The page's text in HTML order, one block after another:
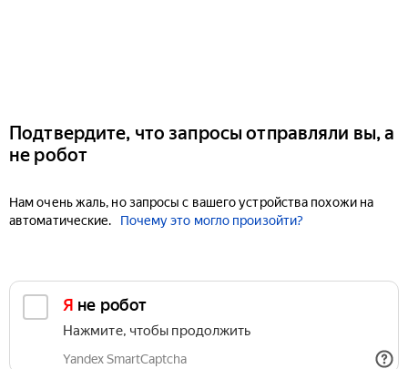
Подтвердите, что запросы отправляли вы, а
не робот
Нам очень жаль, но запросы с вашего устройства похожи на
автоматические.
Почему это могло произойти?
Я не робот
Нажмите, чтобы продолжить
Yandex SmartCaptcha